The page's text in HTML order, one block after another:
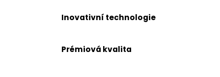
Inovativní technologie
Prémiová kvalita